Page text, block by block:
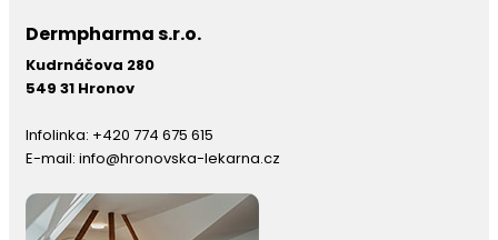
Dermpharma s.r.o.
Kudrnáčova 280
549 31 Hronov
Infolinka: +420 774 675 615
E-mail: info@hronovska-lekarna.cz